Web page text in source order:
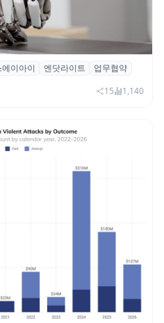
타트업 3곳과 손잡고
이아이 엔닷라이트
업무협약
15 1,140